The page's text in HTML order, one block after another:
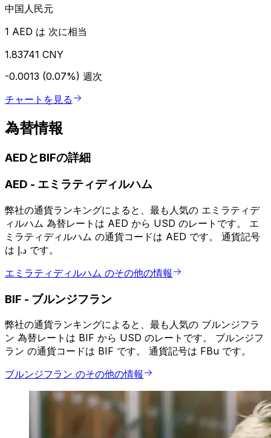
中国人民元
1 AED は 次に相当
1.83741 CNY
-0.0013 (0.07%) 週次
チャートを見る
為替情報
AEDとBIFの詳細
AED - エミラティディルハム
弊社の通貨ランキングによると、最も人気の エミラティデ
ィルハム 為替レートは AED から USD のレートです。 エ
ミラティディルハム の通貨コードは AED です。 通貨記号
は د.إ です。
エミラティディルハム のその他の情報
BIF - ブルンジフラン
弊社の通貨ランキングによると、最も人気の ブルンジフラ
ン 為替レートは BIF から USD のレートです。 ブルンジフ
ラン の通貨コードは BIF です。 通貨記号は FBu です。
ブルンジフラン のその他の情報